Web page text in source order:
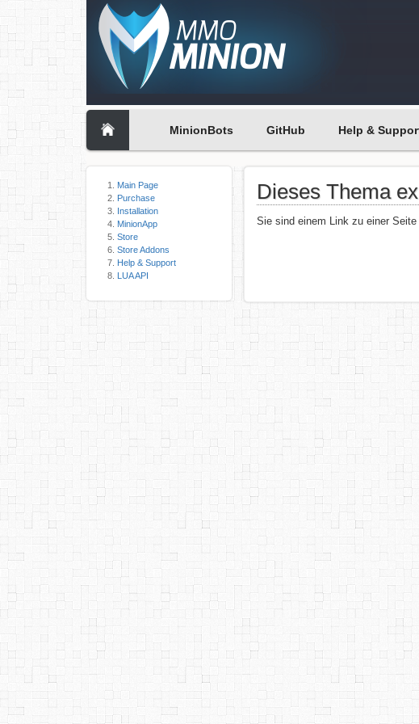
MinionBots GitHub Help &
Main Page
Purchase
Installation
MinionApp
Store
Store Addons
Help & Support
LUA API
Dieses Thema
Sie sind einem Link zu einer